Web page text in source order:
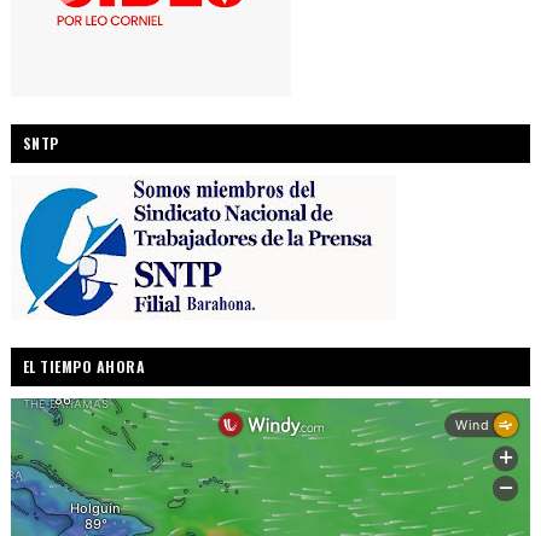
SNTP
EL TIEMPO AHORA